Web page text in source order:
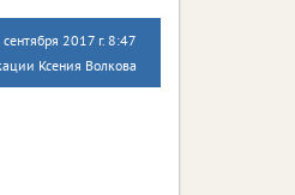
сентября 2017 г. 8:47
Ксения Волкова